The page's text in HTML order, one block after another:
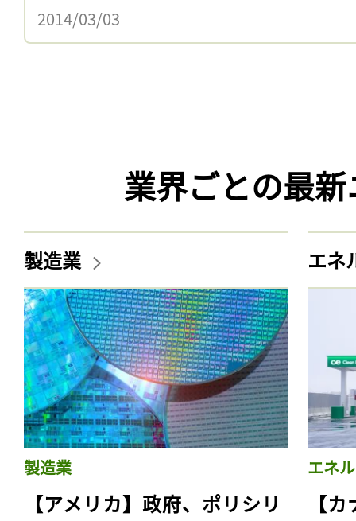
2014/03/03
業界ごとの最
製造業
製造業
【アメリカ】政府、ポリシリ
エネ
エネ
【